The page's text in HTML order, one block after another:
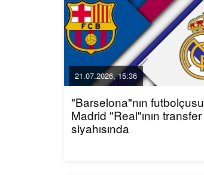
21.07.2026, 15:36
"Barselona"nın futbolçusu
Madrid "Real"ının transfer
siyahısında